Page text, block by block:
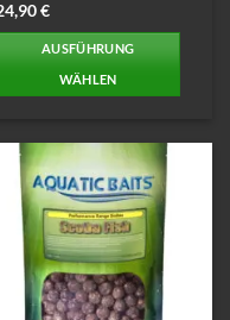
€
AUSFÜHRUNG
WÄHLEN
weist
mehrere
Varianten
Optionen
können